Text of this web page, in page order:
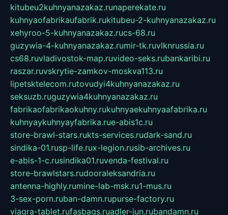
kitubeu2kuhnyanazakaz.runaperekate.ru
kuhnyaofabrikaufabrik.rukitubeu-2-kuhnyanazakaz.ru
xehyroo-5-kuhnyanazakaz.rucs-68.ru
guzywia-4-kuhnyanazakaz.rumir-tk.ruvlknrussia.ru
cs68.ruvladivostok-map.ruvideo-seks.rubankaribi.ru
raszar.ruvskrytie-zamkov-moskva113.ru
lipetsktelecom.rutovudyi4kuhnyanazakaz.ru
seksuzb.ruguzywia4kuhnyanazakaz.ru
fabrikaofabrikaokuhny.rukuhnyaekuhnyaafabrika.ru
kuhnyaykuhnyayfabrika.rue-abis1c.ru
store-brawl-stars.rukts-services.rudark-sand.ru
sindika-01.rusp-life.rux-legion.rusib-archives.ru
e-abis-1-c.rusindika01.ruvenda-festival.ru
store-brawlstars.rudooraleksandria.ru
antenna-highly.rumine-lab-msk.ru1-mus.ru
3-sex-porn.ruban-damn.rupurse-factory.ru
viagra-tablet.rufasbags.ruadler-jun.rubandamn.ru